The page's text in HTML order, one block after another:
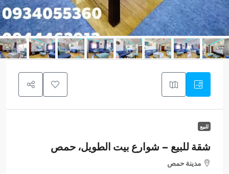
للبيع
شقة للبيع – شوارع بيت الطويل، حمص
مدينة حمص